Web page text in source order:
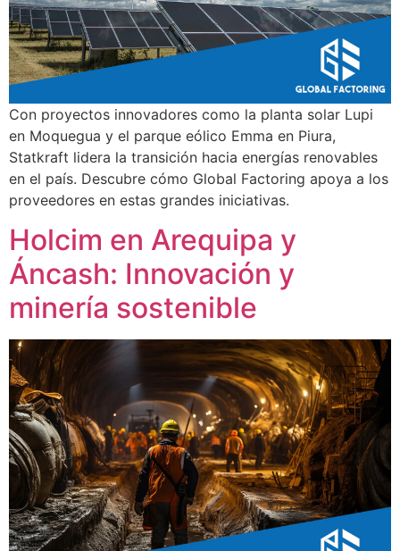
Con proyectos innovadores como la planta solar Lupi
en Moquegua y el parque eólico Emma en Piura,
Statkraft lidera la transición hacia energías renovables
en el país. Descubre cómo Global Factoring apoya a los
proveedores en estas grandes iniciativas.
Holcim en Arequipa y
Áncash: Innovación y
minería sostenible